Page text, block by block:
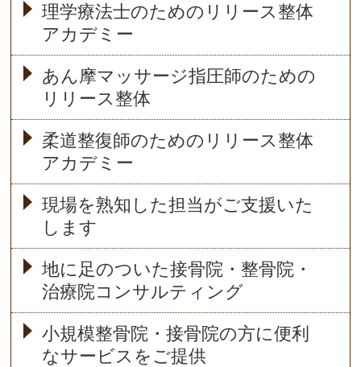
理学療法士のためのリリース整体
アカデミー
あん摩マッサージ指圧師のための
リリース整体
柔道整復師のためのリリース整体
アカデミー
現場を熟知した担当がご支援いた
します
地に足のついた接骨院・整骨院・
治療院コンサルティング
小規模整骨院・接骨院の方に便利
なサービスをご提供